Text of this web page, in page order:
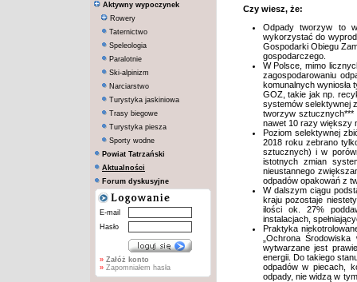
Aktywny wypoczynek
Rowery
Taternictwo
Speleologia
Paralotnie
Ski-alpinizm
Narciarstwo
Turystyka jaskiniowa
Trasy biegowe
Turystyka piesza
Sporty wodne
Powiat Tatrzański
Aktualności
Forum dyskusyjne
E-mail
Hasło
» Załóż konto
» Zapomniałem hasła
Czy wiesz, że:
Odpady tworzyw to
wykorzystać do
Gospodarki Obiegu
gospodarczego.
W Polsce, mimo
zagospodarowaniu
komunalnych wyniosła
GOZ, takie jak np.
systemów selektywnej
tworzyw sztucznych***
nawet 10 razy większy
Poziom selektywnej
2018 roku zebrano
sztucznych) i w
istotnych zmian
nieustannego
odpadów opakowań z
W dalszym ciągu
kraju pozostaje
ilości ok. 27%
instalacjach,
Praktyka
„Ochrona
wytwarzane jest
energii. Do takiego
odpadów w piecach,
odpady, nie widzą w